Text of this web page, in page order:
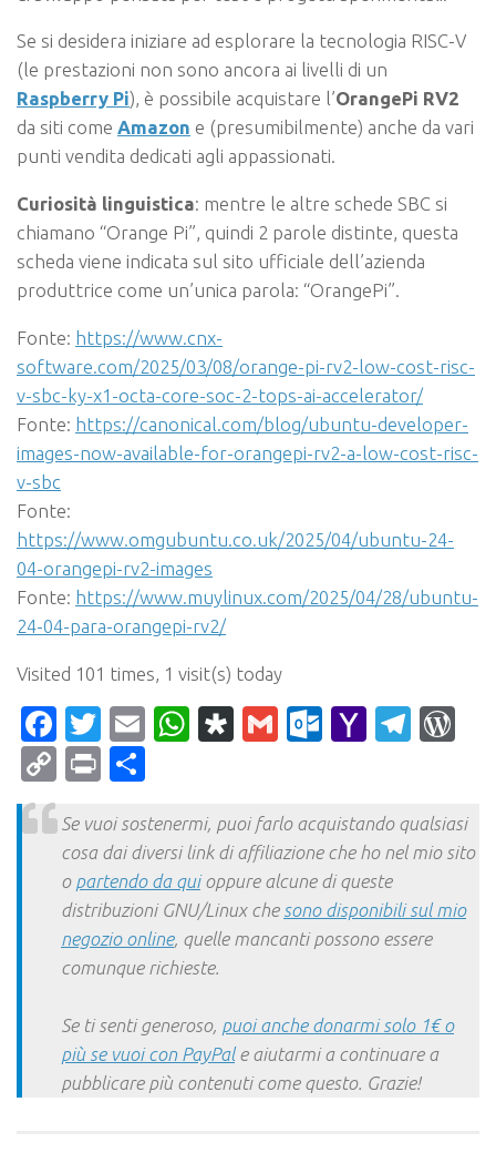
Se si desidera iniziare ad esplorare la tecnologia RISC-V
(le prestazioni non sono ancora ai livelli di un
Raspberry Pi), è possibile acquistare l’OrangePi RV2
da siti come Amazon e (presumibilmente) anche da vari
punti vendita dedicati agli appassionati.
Curiosità linguistica: mentre le altre schede SBC si
chiamano “Orange Pi”, quindi 2 parole distinte, questa
scheda viene indicata sul sito ufficiale dell’azienda
produttrice come un’unica parola: “OrangePi”.
Fonte: https://www.cnx-
software.com/2025/03/08/orange-pi-rv2-low-cost-risc-
v-sbc-ky-x1-octa-core-soc-2-tops-ai-accelerator/
Fonte: https://canonical.com/blog/ubuntu-developer-
images-now-available-for-orangepi-rv2-a-low-cost-risc-
v-sbc
Fonte:
https://www.omgubuntu.co.uk/2025/04/ubuntu-24-
04-orangepi-rv2-images
Fonte: https://www.muylinux.com/2025/04/28/ubuntu-
24-04-para-orangepi-rv2/
Visited 101 times, 1 visit(s) today
Facebook
Twitter
EmailWhatsApp
Diaspora
Gmail Yahoo
CopyPrint
Se vuoi sostenermi, puoi farlo acquistando qualsiasi
cosa dai diversi link di affiliazione che ho nel mio sito
o partendo da quioppure alcune di queste
distribuzioni GNU/Linux che sono disponibili sul mio
negozio online, quelle mancanti possono essere
comunque richieste.
Se ti senti generoso, puoi anche donarmi solo 1€ o
più se vuoi con PayPale aiutarmi a continuare a
pubblicare più contenuti come questo. Grazie!